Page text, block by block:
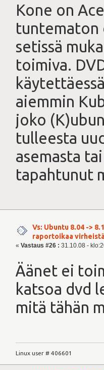
Kone on
tuntematon
setissä
toimiva.
aiemmin
joko
tulleesta
asemasta
tapahtunut
Vs: Ubuntu 8.04 ->
raportoikaa
« Vastaus #26 : 31.10.08 -
Äänet ei
katsoa dvd
mitä tähän
Linux user # 406601